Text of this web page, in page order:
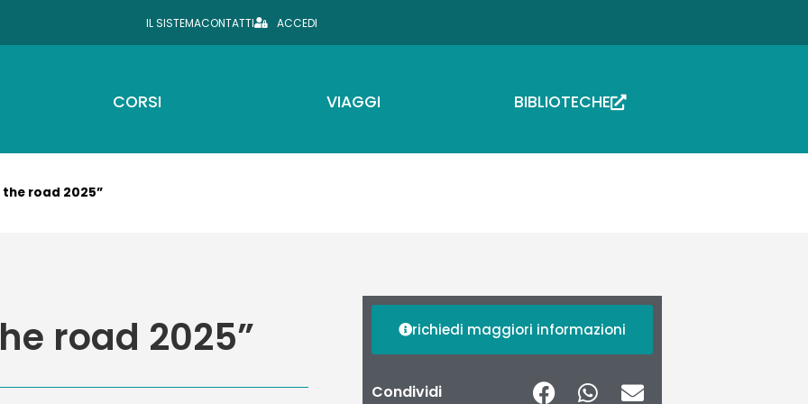
IL SISTEMACONTATTI ACCEDI
CORSI VIAGGI BIBLIOTECHE
road 2025”
road 2025” richiedi maggiori informazioni
Condividi